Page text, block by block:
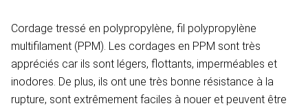
Cordage tressé en polypropylène, fil polypropylène
multifilament (PPM). Les cordages en PPM sont très
appréciés car ils sont légers, flottants, imperméables et
inodores. De plus, ils ont une très bonne résistance à la
rupture, sont extrêmement faciles à nouer et peuvent être